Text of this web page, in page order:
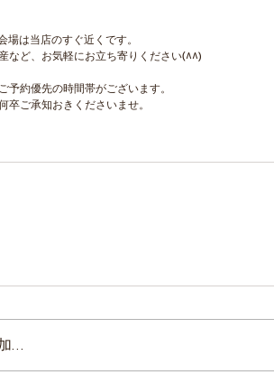
場は当店のすぐ近くです。
など、お気軽にお立ち寄りください(^^)
約優先の時間帯がございます。
卒ご承知おきくださいませ。
…